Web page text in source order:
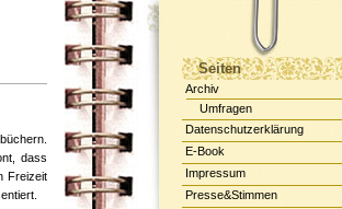
Seiten
Archiv
Umfragen
Datenschutzerklärung
E-Book
Impressum
Presse&Stimmen
dass
Freizeit